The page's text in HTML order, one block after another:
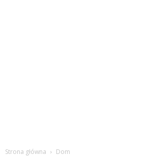
Strona główna Dom